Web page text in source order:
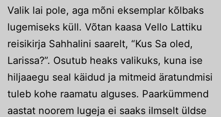
Valik lai pole, aga mõni eksemplar kõlbaks
lugemiseks küll. Võtan kaasa Vello Lattiku
reisikirja Sahhalini saarelt, “Kus Sa oled,
Larissa?”. Osutub heaks valikuks, kuna ise
hiljaaegu seal käidud ja mitmeid äratundmisi
tuleb kohe raamatu alguses. Paarkümmend
aastat noorem lugeja ei saaks ilmselt üldse